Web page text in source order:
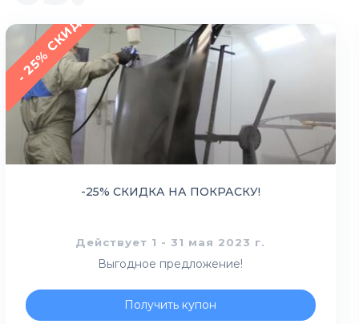
- 25% СКИДКА
-25% СКИДКА НА ПОКРАСКУ!
Действует 1 - 31 мая 2023 г.
Выгодное предложение!
Получить купон